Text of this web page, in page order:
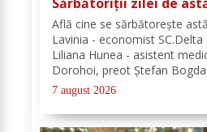
Află cine se sărbătoreşte
Lavinia - economist SC.Delta
Liliana Hunea - asistent
Dorohoi, preot Ștefan
protopopesc Protopopiatul
Vieru - profesor Grup Școlar
7 august 2026